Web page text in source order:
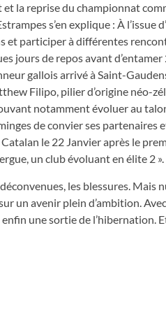
la reprise du championnat
s’en explique : À l’issue
participer à différentes
jours de repos avant
gallois arrivé à Saint-
Filipo, pilier d’origine néo-
notamment évoluer au
de convier ses
le 22 Janvier après le
un club évoluant en élite 2 ».
les blessures. Mais
un avenir plein d’ambition.
une sortie de l’hibernation.